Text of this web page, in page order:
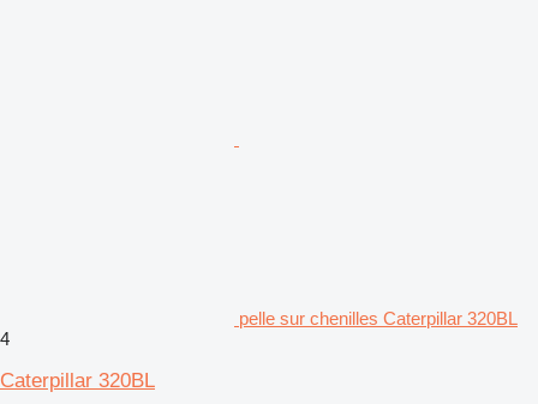
pelle sur chenilles Caterpillar 320BL
4
Caterpillar 320BL